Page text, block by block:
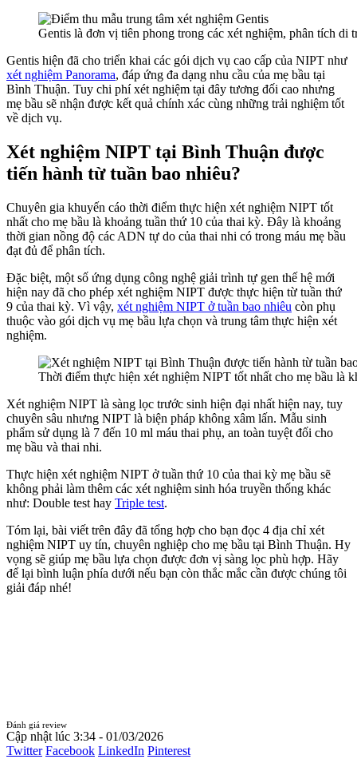
Gentis là đơn vị tiên phong trong các xét nghiệm, phân tích di
Gentis hiện đã cho triển khai các gói dịch vụ cao cấp của NIPT như
xét nghiệm Panorama, đáp ứng đa dạng nhu cầu của mẹ bầu tại
Bình Thuận. Tuy chi phí xét nghiệm tại đây tương đối cao nhưng
mẹ bầu sẽ nhận được kết quả chính xác cùng những trải nghiệm tốt
về dịch vụ.
Xét nghiệm NIPT tại Bình Thuận được
tiến hành từ tuần bao nhiêu?
Chuyên gia khuyến cáo thời điểm thực hiện xét nghiệm NIPT tốt
nhất cho mẹ bầu là khoảng tuần thứ 10 của thai kỳ. Đây là khoảng
thời gian nồng độ các ADN tự do của thai nhi có trong máu mẹ bầu
đạt đủ để phân tích.
Đặc biệt, một số ứng dụng công nghệ giải trình tự gen thế hệ mới
hiện nay đã cho phép xét nghiệm NIPT được thực hiện từ tuần thứ
9 của thai kỳ. Vì vậy, xét nghiệm NIPT ở tuần bao nhiêu còn phụ
thuộc vào gói dịch vụ mẹ bầu lựa chọn và trung tâm thực hiện xét
nghiệm.
Thời điểm thực hiện xét nghiệm NIPT tốt nhất cho mẹ bầu là
Xét nghiệm NIPT là sàng lọc trước sinh hiện đại nhất hiện nay, tuy
chuyên sâu nhưng NIPT là biện pháp không xâm lấn. Mẫu sinh
phẩm sử dụng là 7 đến 10 ml máu thai phụ, an toàn tuyệt đối cho
mẹ bầu và thai nhi.
Thực hiện xét nghiệm NIPT ở tuần thứ 10 của thai kỳ mẹ bầu sẽ
không phải làm thêm các xét nghiệm sinh hóa truyền thống khác
như: Double test hay Triple test.
Tóm lại, bài viết trên đây đã tổng hợp cho bạn đọc 4 địa chỉ xét
nghiệm NIPT uy tín, chuyên nghiệp cho mẹ bầu tại Bình Thuận. Hy
vọng sẽ giúp mẹ bầu lựa chọn được đơn vị sàng lọc phù hợp. Hãy
để lại bình luận phía dưới nếu bạn còn thắc mắc cần được chúng tôi
giải đáp nhé!
Đánh giá review
Cập nhật lúc 3:34 - 01/03/2026
Twitter Facebook LinkedIn Pinterest